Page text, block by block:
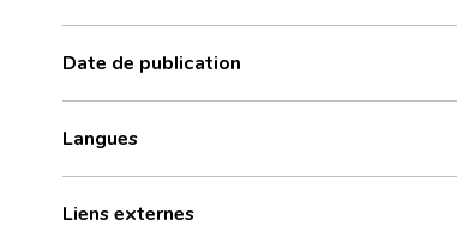
Date de publication
Langues
Liens externes